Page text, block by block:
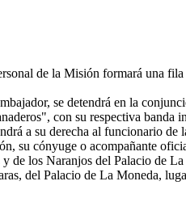
de la Misión formará una
se detendrá en la
con su respectiva banda
a su derecha al funcionario
su cónyuge o acompañante
los Naranjos del Palacio de
del Palacio de La Moneda,